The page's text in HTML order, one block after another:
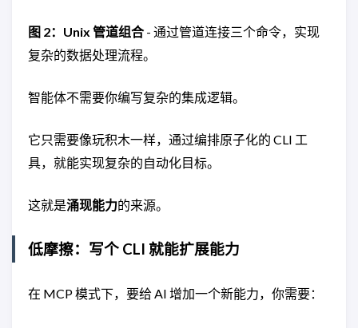
图 2：Unix 管道组合 - 通过管道连接三个命令，实现
复杂的数据处理流程。
智能体不需要你编写复杂的集成逻辑。
它只需要像玩积木一样，通过编排原子化的 CLI 工
具，就能实现复杂的自动化目标。
这就是涌现能力的来源。
低摩擦：写个 CLI 就能扩展能力
在 MCP 模式下，要给 AI 增加一个新能力，你需要：